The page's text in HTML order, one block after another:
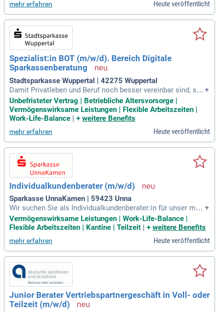
mehr erfahren Heute veröffentlicht
Spezialist:in BOT (m/w/d). Bereich Digitale
Sparkassenberatung
Stadtsparkasse Wuppertal | 42275 Wuppertal
Damit Privatleben und Beruf noch besser vereinbar sind, sin
d Stellenbesetzungen bei der Stadtsparkasse Wuppertal gru
ndsätzlich auch in Teilzeit möglich.
+
Unbefristeter Vertrag | Betriebliche Altersvorsorge |
Vermögenswirksame Leistungen | Flexible Arbeitszeiten |
Work-Life-Balance | + weitere Benefits
mehr erfahren Heute veröffentlicht
Individualkundenberater (m/w/d)
Sparkasse UnnaKamen | 59423 Unna
Wir suchen Sie als Individualkundenberater:in für unser moti
viertes Team im Privatkundenbereich. Die Stelle ist sowohl i
n Vollzeit, als auch in Teilzeit zu besetzen, allerdings mit mi
+
Vermögenswirksame Leistungen | Work-Life-Balance |
Flexible Arbeitszeiten | Kantine | Teilzeit | + weitere Benefits
mehr erfahren Heute veröffentlicht
Junior Berater Vertriebspartnergeschäft in Voll- oder
Teilzeit (m/w/d)